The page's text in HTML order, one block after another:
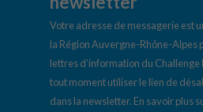
Votre adresse de messagerie est
la Région Auvergne-Rhône-Alpes
lettres d’information du Challenge
tout moment utiliser le lien de
dans la newsletter. En savoir plus